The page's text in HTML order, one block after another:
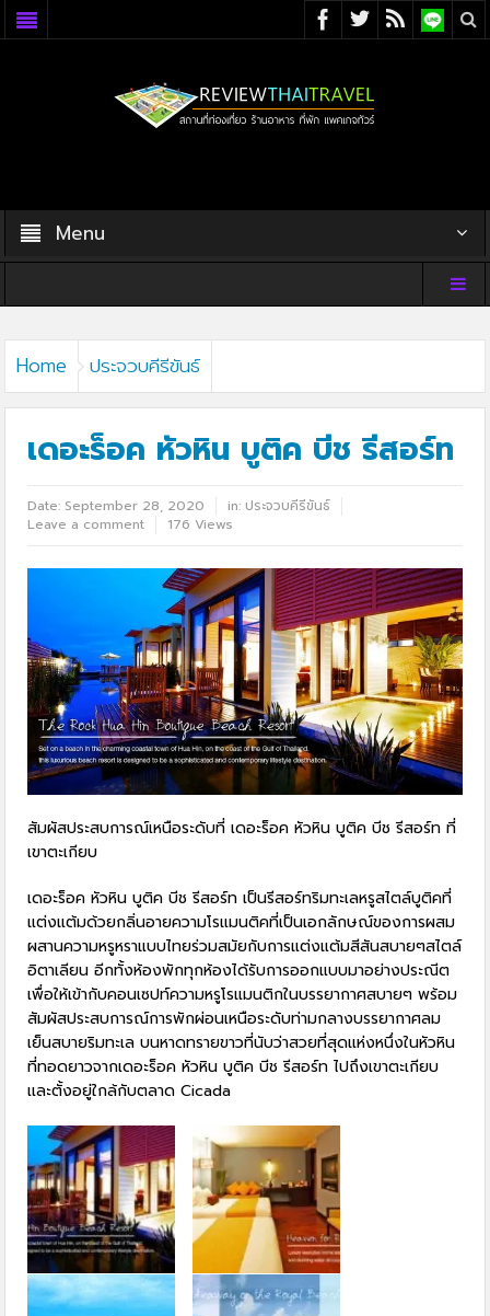
Menu
Home ประจวบคีรีขันธ์
เดอะร็อค หัวหิน บูติค บีช รีสอร์ท
Date: September 28, 2020 in: ประจวบคีรีขันธ์
Leave a comment
176 Views
สัมผัสประสบการณ์เหนือระดับที่ เดอะร็อค หัวหิน บูติค บีช รีสอร์ท ที่
เขาตะเกียบ
เดอะร็อค หัวหิน บูติค บีช รีสอร์ท เป็นรีสอร์ทริมทะเลหรูสไตล์บูติคที่
แต่งแต้มด้วยกลิ่นอายความโรแมนติคที่เป็นเอกลักษณ์ของการผสม
ผสานความหรูหราแบบไทยร่วมสมัยกับการแต่งแต้มสีสันสบายๆสไตล์
อิตาเลียน อีกทั้งห้องพักทุกห้องได้รับการออกแบบมาอย่างประณีต
เพื่อให้เข้ากับคอนเซปท์ความหรูโรแมนติกในบรรยากาศสบายๆ พร้อม
สัมผัสประสบการณ์การพักผ่อนเหนือระดับท่ามกลางบรรยากาศลม
เย็นสบายริมทะเล บนหาดทรายขาวที่นับว่าสวยที่สุดแห่งหนึ่งในหัวหิน
ที่ทอดยาวจากเดอะร็อค หัวหิน บูติค บีช รีสอร์ท ไปถึงเขาตะเกียบ
เเละตั้งอยู่ใกล้กับตลาด Cicada